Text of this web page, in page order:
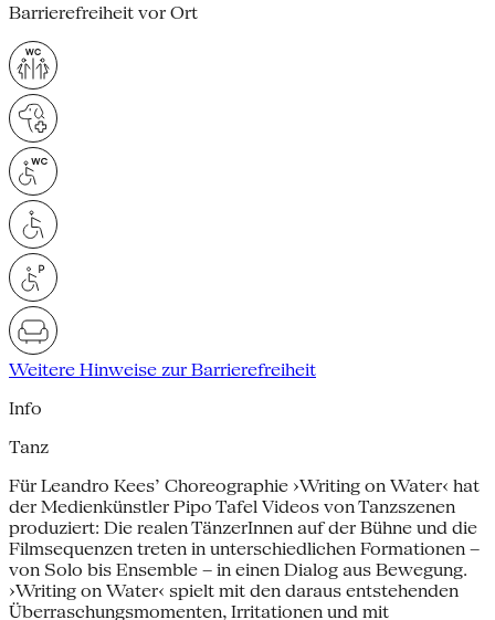
Barrierefreiheit vor Ort
Weitere Hinweise zur Barrierefreiheit
Info
Tanz
Für Leandro Kees’ Choreographie ›Writing on Water‹ hat
der Medienkünstler Pipo Tafel Videos von Tanzszenen
produziert: Die realen TänzerInnen auf der Bühne und die
Filmsequenzen treten in unterschiedlichen Formationen –
von Solo bis Ensemble – in einen Dialog aus Bewegung.
›Writing on Water‹ spielt mit den daraus entstehenden
Überraschungsmomenten, Irritationen und mit